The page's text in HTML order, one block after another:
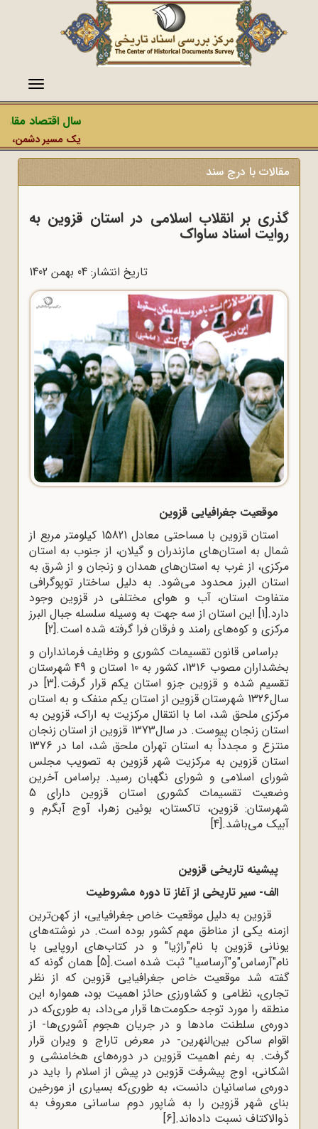
منو
سال اقتصاد
یک مسیر دشمن،
مقالات با درج سند
گذری بر انقلاب اسلامی در استان قزوین به
روایت اسناد ساواک
تاریخ انتشار: 04 بهمن 1402
موقعیت جغرافیایی قزوین
استان قزوین با مساحتی معادل 15821 کیلومتر مربع از
شمال به استان‌های مازندران و گیلان، از جنوب به استان
مرکزی، از غرب به استان‌های همدان و زنجان و از شرق به
استان البرز محدود می‌شود. به دلیل ساختار توپوگرافی
متفاوت استان، آب و هوای مختلفی در قزوین وجود
دارد.[1] این استان از سه جهت به وسیله سلسله جبال البرز
مرکزی و کوه‌های رامند و فرقان فرا گرفته شده است.[2]
براساس قانون تقسیمات کشوری و وظایف فرمانداران و
بخشداران مصوب 1316، کشور به 10 استان و 49 شهرستان
تقسیم شده و قزوین جزو استان یکم قرار گرفت.[3] در
سال1326 شهرستان قزوین از استان یکم منفک و به استان
مرکزی ملحق شد، اما با انتقال مرکزیت به اراک، قزوین به
استان زنجان پیوست. در سال1373 قزوین از استان زنجان
منتزع و مجدداً به استان تهران ملحق شد، اما در 1376
استان قزوین به مرکزیت شهر قزوین به تصویب مجلس
شورای اسلامی و شورای نگهبان رسید. براساس آخرین
وضعیت تقسیمات کشوری استان قزوین دارای 5
شهرستان: قزوین، تاکستان، بوئین زهرا، آوج‌ آبگرم و
آبیک می‌باشد.[4]
پیشینه تاریخی قزوین
الف- سیر تاریخی از آغاز تا دوره مشروطیت
قزوین به دلیل موقعیت خاص جغرافیایی، از کهن‌ترین
ازمنه یکی از مناطق مهم کشور بوده است. در نوشته‌های
یونانی قزوین با نام"راژیا" و در کتاب‌های اروپایی با
نام"آرساس"و"آرساسیا" ثبت شده است.[5] همان گونه که
گفته شد موقعیت خاص جغرافیایی قزوین که از نظر
تجاری، نظامی و کشاورزی حائز اهمیت بود، همواره این
منطقه را مورد توجه حکومت‌ها قرار می‌داد، به طوری‌که در
دوره‌ی سلطنت مادها و در جریان هجوم آشوری‌ها- از
اقوام ساکن بین‌النهرین- در معرض تاراج و ویران قرار
گرفت. به رغم اهمیت قزوین در دوره‌های هخامنشی و
اشکانی، اوج پیشرفت قزوین در پیش از اسلام را باید در
دوره‌ی ساسانیان دانست، به طوری‌که بسیاری از مورخین
بنای شهر قزوین را به شاپور دوم ساسانی معروف به
ذوالاکتاف نسبت داده‌اند.[6]